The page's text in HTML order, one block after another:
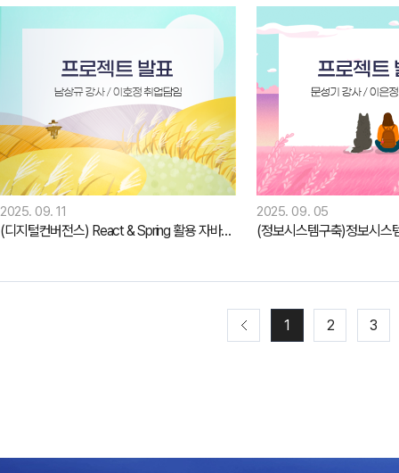
2025. 09. 11
(디지털컨버전스) React & Spring 활용 자바(Java) 개발자 양성과정 (3)
2025. 09. 05
1 2 3